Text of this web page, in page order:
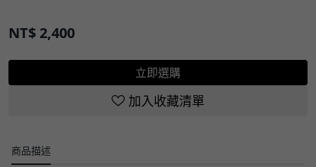
NT$ 2,400
立即選購
加入收藏清單
商品描述